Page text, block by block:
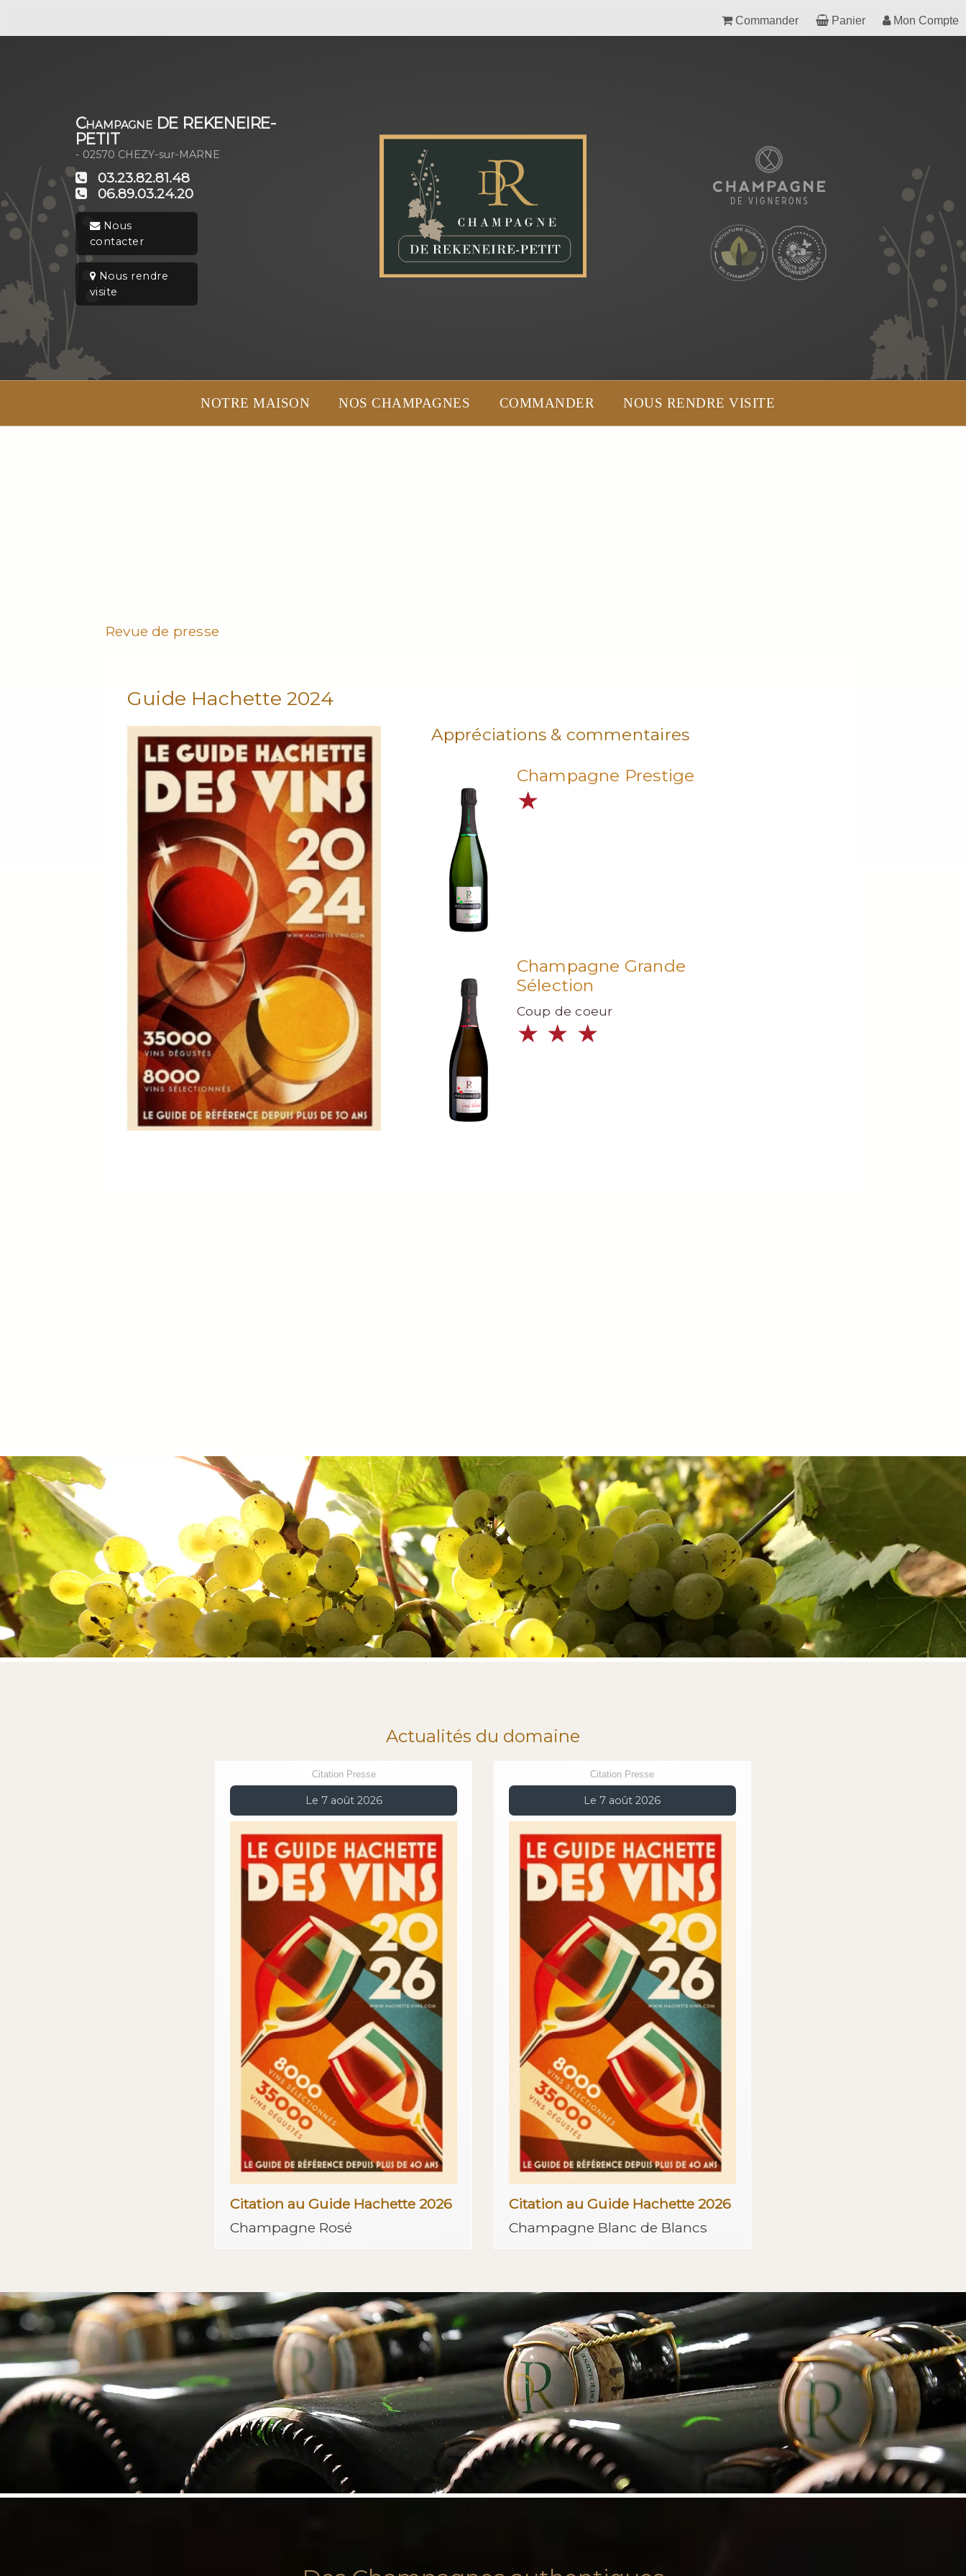
Commander Panier Mon Compte
Champagne DE REKENEIRE-
PETIT
- 02570 CHEZY-sur-MARNE
03.23.82.81.48
06.89.03.24.20
Nous
contacter
Nous rendre
visite
NOTRE MAISON NOS CHAMPAGNES COMMANDER NOUS RENDRE VISITE
Revue de presse
Guide Hachette 2024
Appréciations & commentaires
Champagne Prestige
★
Champagne Grande
Sélection
Coup de coeur
★ ★ ★
Actualités du domaine
Citation Presse
Le 7 août 2026
Citation au Guide Hachette 2026
Champagne Rosé
Citation Presse
Le 7 août 2026
Citation au Guide Hachette 2026
Champagne Blanc de Blancs